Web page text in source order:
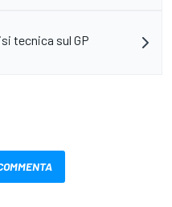
tecnica sul GP